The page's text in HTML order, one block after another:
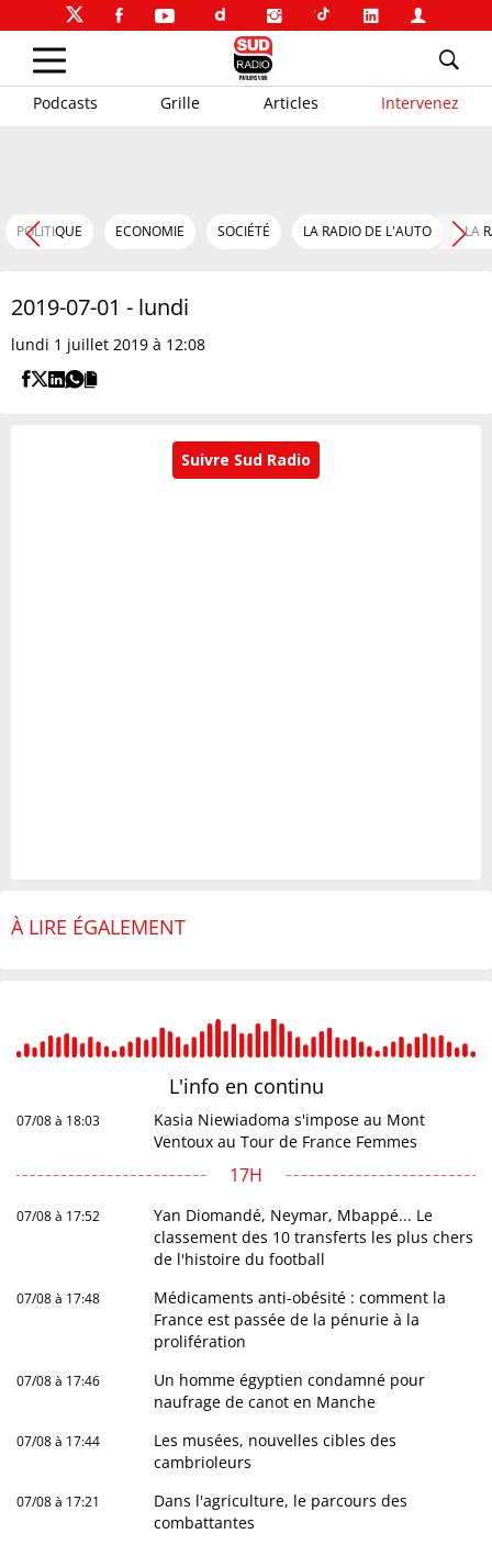
Podcasts Grille Articles Intervenez
POLITIQUE ECONOMIE SOCIÉTÉ LA RADIO DE L'AUTO LA
2019-07-01 - lundi
lundi 1 juillet 2019 à 12:08
Suivre Sud Radio
À LIRE ÉGALEMENT
L'info en continu
07/08 à 18:03
Kasia Niewiadoma s'impose au Mont
Ventoux au Tour de France Femmes
17H
07/08 à 17:52
Yan Diomandé, Neymar, Mbappé... Le
classement des 10 transferts les plus chers
de l'histoire du football
07/08 à 17:48
Médicaments anti-obésité : comment la
France est passée de la pénurie à la
prolifération
07/08 à 17:46
Un homme égyptien condamné pour
naufrage de canot en Manche
07/08 à 17:44
Les musées, nouvelles cibles des
cambrioleurs
07/08 à 17:21
Dans l'agriculture, le parcours des
combattantes